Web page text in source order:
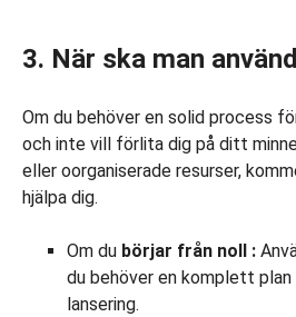
3. När ska man
Om du behöver en solid process
och inte vill förlita dig på ditt
eller oorganiserade resurser,
hjälpa dig.
Om du börjar från noll :
du behöver en komplett plan
lansering.